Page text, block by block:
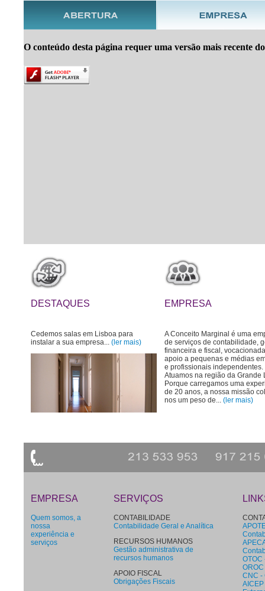
O conteúdo desta página requer uma versão mais recente
DESTAQUES EMPRESA
Cedemos salas em Lisboa para
instalar a sua empresa... (ler mais)
A Conceito Marginal é uma
de serviços de contabilidade,
financeira e fiscal,
apoio a pequenas e médias
e profissionais independentes.
Atuamos na região da Grande
Porque carregamos uma
de 20 anos, a nossa missão
nos um peso de... (ler mais)
EMPRESA
Quem somos, a
nossa
experiência e
serviços
SERVIÇOS
CONTABILIDADE
Contabilidade Geral e Analítica
RECURSOS HUMANOS
Gestão administrativa de
recursos humanos
APOIO FISCAL
Obrigações Fiscais
OTOC
CNC -